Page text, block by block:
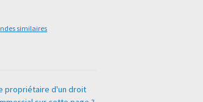
similaires
propriétaire d'un droit